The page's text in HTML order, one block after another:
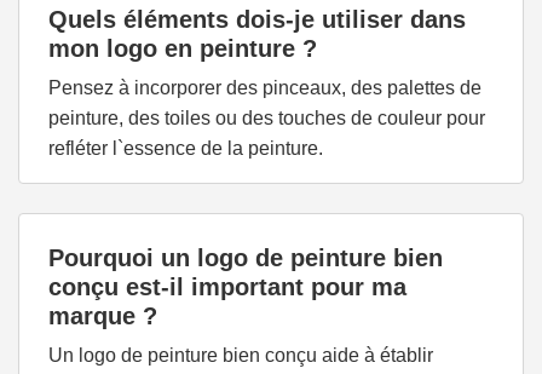
Quels éléments dois-je utiliser dans
mon logo en peinture ?
Pensez à incorporer des pinceaux, des palettes de
peinture, des toiles ou des touches de couleur pour
refléter l`essence de la peinture.
Pourquoi un logo de peinture bien
conçu est-il important pour ma
marque ?
Un logo de peinture bien conçu aide à établir